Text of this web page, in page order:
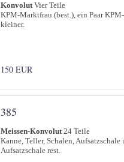
KonvolutVier Teile
KPM-Marktfrau (best.), ein Paar
kleiner.
150 EUR
385
Meissen-Konvolut24 Teile
Kanne, Teller, Schalen,
Aufsatzschale rest.